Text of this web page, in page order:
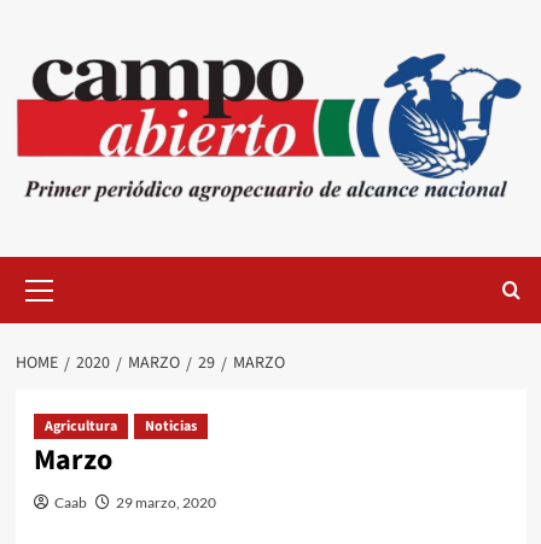
content
Menu
HOME 2020 MARZO 29 MARZO
Agricultura Noticias
Marzo
Caab 29 marzo, 2020